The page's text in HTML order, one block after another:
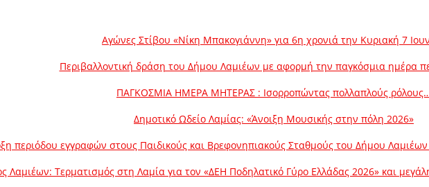
Αγώνες Στίβου «Νίκη Μπακογιάννη» για 6η χρονιά την Κυριακή 7
Περιβαλλοντική δράση του Δήμου Λαμιέων με αφορμή την παγκόσμια ημέρα
ΠΑΓΚΟΣΜΙΑ ΗΜΕΡΑ ΜΗΤΕΡΑΣ : Ισορροπώντας πολλαπλούς
Δημοτικό Ωδείο Λαμίας: «Άνοιξη Μουσικής στην πόλη 2026»
περιόδου εγγραφών στους Παιδικούς και Βρεφονηπιακούς Σταθμούς του Δήμου Λαμιέων
Λαμιέων: Τερματισμός στη Λαμία για τον «ΔΕΗ Ποδηλατικό Γύρο Ελλάδας 2026» και